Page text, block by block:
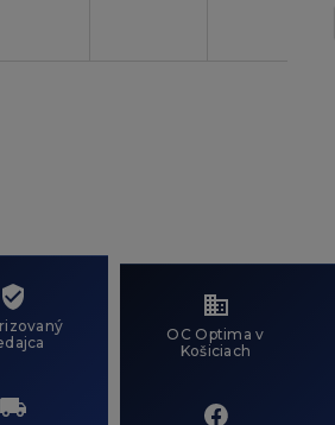
OC Optima v
Košiciach